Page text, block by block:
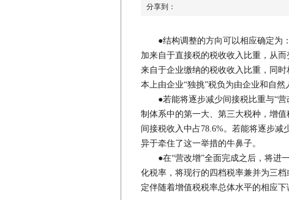
分享到：
●结构调整的方向可以相应确定为：
加来自于直接税的税收收入比重，从
来自于企业缴纳的税收收入比重，同
本上由企业“独挑”税负为由企业和自然
●若能将逐步减少间接税比重与“营
制体系中的第一大、第三大税种，增
间接税收入中占78.6%。若能将逐步
异于牵住了这一举措的牛鼻子。
●在“营改增”全面完成之后，将进一
化税率，将现行的四档税率兼并为三
定伴随着增值税税率总体水平的相应